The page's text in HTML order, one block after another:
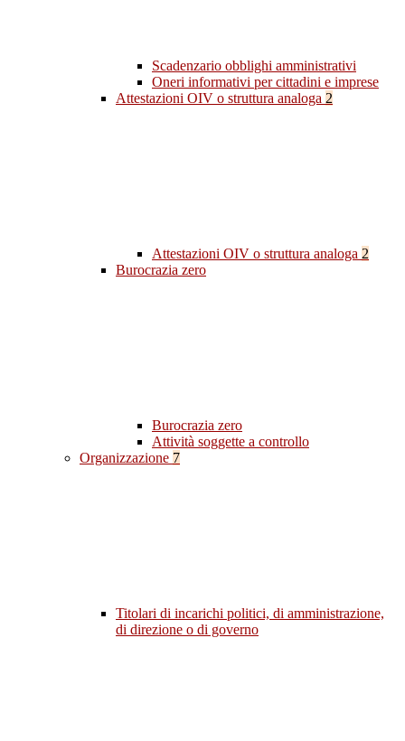
Scadenzario obblighi amministrativi
Oneri informativi per cittadini e imprese
Attestazioni OIV o struttura analoga 2
Attestazioni OIV o struttura analoga 2
Burocrazia zero
Burocrazia zero
Attività soggette a controllo
Organizzazione 7
Titolari di incarichi politici, di amministrazione,
di direzione o di governo